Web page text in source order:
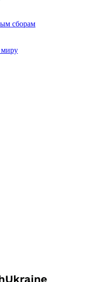
сборам